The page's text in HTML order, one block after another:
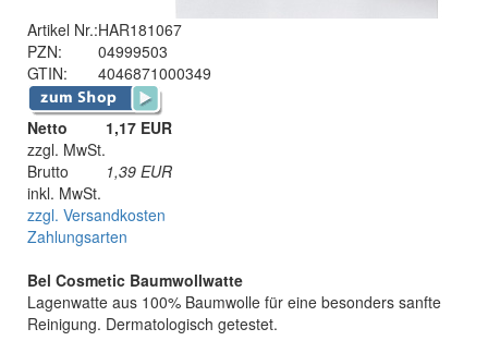
Artikel Nr.:HAR181067
PZN:
04999503
GTIN:
4046871000349
Netto
1,17 EUR
zzgl. MwSt.
Brutto
1,39 EUR
inkl. MwSt.
zzgl. Versandkosten
Zahlungsarten
Bel Cosmetic Baumwollwatte
Lagenwatte aus 100% Baumwolle für eine besonders sanfte
Reinigung. Dermatologisch getestet.